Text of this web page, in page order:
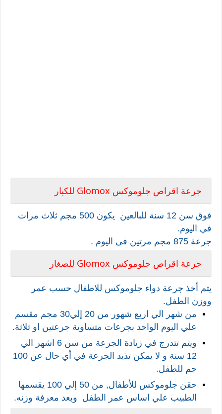
جرعة اقراص جلوموكس Glomox للكبار
فوق سن 12 سنة للبالعين يكون 500 مجم ثلاث مرات
في اليوم.
جرعة 875 مجم مرتين في اليوم .
جرعة اقراص جلوموكس Glomox للصغار
يتم أخذ جرعة دواء جلوموكس للاطفال حسب عمر
ووزن الطفل.
من شهر الي اربع شهور من 20 إلي30 مجم مقسم
علي اليوم الواحد بجرعات متساوية جرعتين او ثلاثة.
ويتم تتدرج في زيادة الجرعة من سن 6 اشهر الي
12 سنة و لا يمكن تذيد الجرعة في أي حال عن 100
جم للطفل.
حقن جلوموكس للأطفال, من 50 إلي 100 يقسمها
الطبيب علي اساس عمر الطفل وبعد معرفة وزنه.